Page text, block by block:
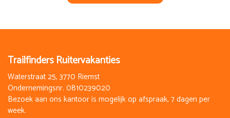
Trailfinders Ruitervakanties
Waterstraat 25, 3770 Riemst
Ondernemingsnr. 0810239020
Bezoek aan ons kantoor is mogelijk op afspraak, 7 dagen per
week.